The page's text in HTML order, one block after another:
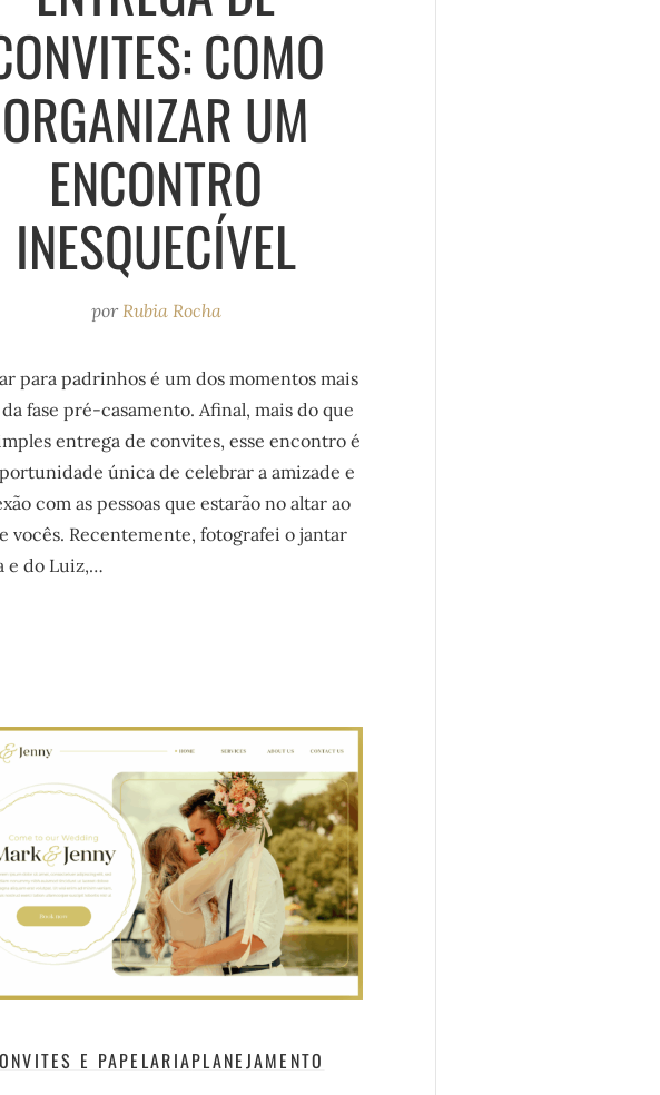
COMO
ORGANIZAR UM
ENCONTRO
INESQUECÍVEL
por Rubia Rocha
para padrinhos é um dos momentos mais
fase pré-casamento. Afinal, mais do que
entrega de convites, esse encontro é
única de celebrar a amizade e
com as pessoas que estarão no altar ao
vocês. Recentemente, fotografei o jantar
e do Luiz,…
E PAPELARIAPLANEJAMENTO